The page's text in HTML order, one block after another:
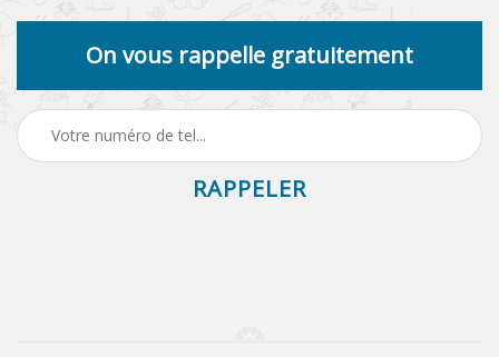
On vous rappelle gratuitement